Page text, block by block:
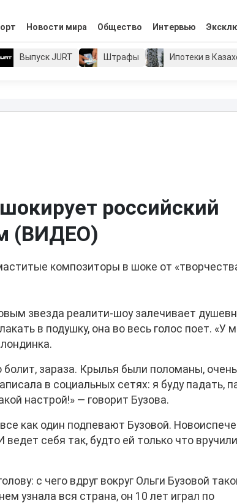
Новости мира Общество Интервью
Выпуск JURT Штрафы Ипотеки в
российский
(ВИДЕО)
композиторы в шоке от
звезда реалити-шоу залечивает
в подушку, она во весь голос поет. «У
зараза. Крылья были поломаны, очень
в социальных сетях: я буду падать,
настрой!» — говорит Бузова.
как один подпевают Бузовой.
себя так, будто ей только что вручили
с чего вдруг вокруг Ольги Бузовой
узнала вся страна, он 10 лет играл по